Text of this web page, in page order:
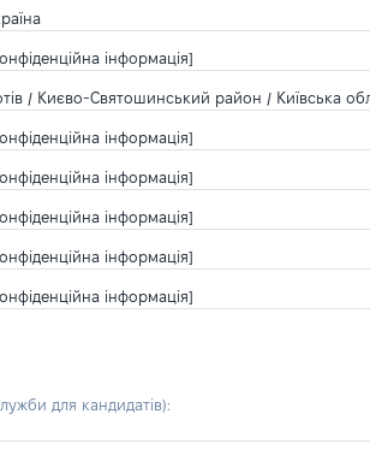
інформація]
/ Києво-Святошинський район / Київська
інформація]
інформація]
інформація]
інформація]
інформація]
для кандидатів):